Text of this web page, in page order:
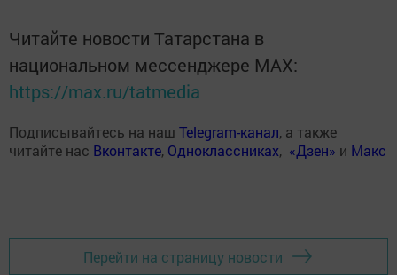
Читайте новости Татарстана в
национальном мессенджере MАХ:
https://max.ru/tatmedia
Подписывайтесь на наш Telegram-канал, а также
читайте нас Вконтакте, Одноклассниках, «Дзен» и Макс
Перейти на страницу новости